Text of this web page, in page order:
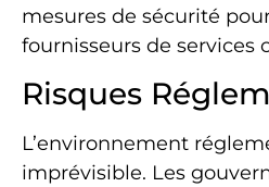
mesures de sécurité
fournisseurs de services
Risques
L’environnement
imprévisible. Les